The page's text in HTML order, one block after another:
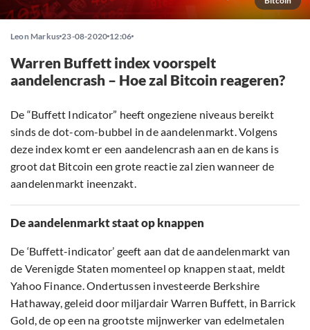
Leon Markus 23-08-2020 12:06
Warren Buffett index voorspelt
aandelencrash – Hoe zal Bitcoin reageren?
De “Buffett Indicator” heeft ongeziene niveaus bereikt
sinds de dot-com-bubbel in de aandelenmarkt. Volgens
deze index komt er een aandelencrash aan en de kans is
groot dat Bitcoin een grote reactie zal zien wanneer de
aandelenmarkt ineenzakt.
De aandelenmarkt staat op knappen
De ‘Buffett-indicator’ geeft aan dat de aandelenmarkt van
de Verenigde Staten momenteel op knappen staat, meldt
Yahoo Finance. Ondertussen investeerde Berkshire
Hathaway, geleid door miljardair Warren Buffett, in Barrick
Gold, de op een na grootste mijnwerker van edelmetalen